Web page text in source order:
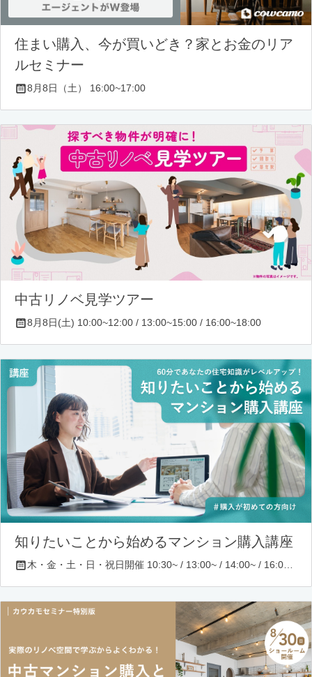
住まい購入、今が買いどき？家とお金のリア
ルセミナー
8月8日（土） 16:00~17:00
中古リノベ見学ツアー
8月8日(土) 10:00~12:00 / 13:00~15:00 / 16:00~18:00
知りたいことから始めるマンション購入講座
木・金・土・日・祝日開催 10:30~ / 13:00~ / 14:00~ / 16:00~ / 17:00~/ 18:30~/ 19:30~